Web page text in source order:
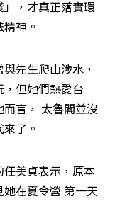
」，才真正落實環
神。
先生爬山涉水，
但她們熱愛台
言， 太魯閣並沒
了。
美貞表示，原本
在夏令營 第一天